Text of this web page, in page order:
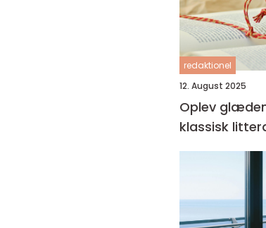
redaktionel
12. August 2025
Oplev
klassisk